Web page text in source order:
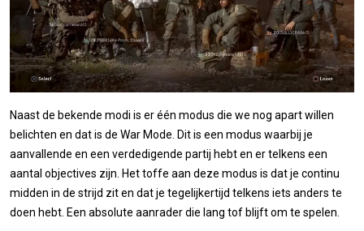
Naast de bekende modi is er één modus die we nog apart willen
belichten en dat is de War Mode. Dit is een modus waarbij je
aanvallende en een verdedigende partij hebt en er telkens een
aantal objectives zijn. Het toffe aan deze modus is dat je continu
midden in de strijd zit en dat je tegelijkertijd telkens iets anders te
doen hebt. Een absolute aanrader die lang tof blijft om te spelen.